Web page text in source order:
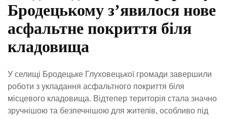
Бродецькому з’явилося нове
асфальтне покриття біля
кладовища
У селищі Бродецьке Глуховецької громади завершили
роботи з укладання асфальтного покриття біля
місцевого кладовища. Відтепер територія стала значно
зручнішою та безпечнішою для жителів, особливо під